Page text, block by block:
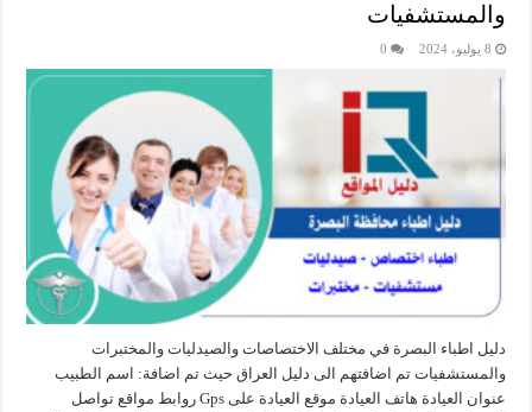
والمستشفيات
8 يوليو، 2024 0
دليل اطباء البصرة في مختلف الاختصاصات والصيدليات والمختبرات
والمستشفيات تم اضافتهم الى دليل العراق حيث تم اضافة: اسم الطبيب
عنوان العيادة هاتف العيادة موقع العيادة على Gps روابط مواقع تواصل